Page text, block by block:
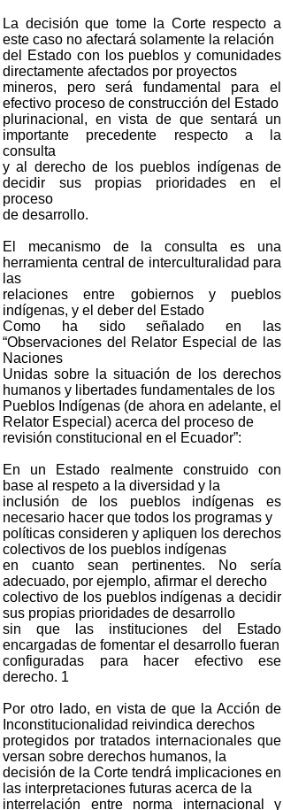
La decisión que tome la Corte respecto a
este caso no afectará solamente la relación
del Estado con los pueblos y comunidades
directamente afectados por proyectos
mineros, pero será fundamental para el
efectivo proceso de construcción del Estado
plurinacional, en vista de que sentará un
importante precedente respecto a la
consulta
y al derecho de los pueblos indígenas de
decidir sus propias prioridades en el
proceso
de desarrollo.
El mecanismo de la consulta es una
herramienta central de interculturalidad para
las
relaciones entre gobiernos y pueblos
indígenas, y el deber del Estado
Como ha sido señalado en las
“Observaciones del Relator Especial de las
Naciones
Unidas sobre la situación de los derechos
humanos y libertades fundamentales de los
Pueblos Indígenas (de ahora en adelante, el
Relator Especial) acerca del proceso de
revisión constitucional en el Ecuador”:
En un Estado realmente construido con
base al respeto a la diversidad y la
inclusión de los pueblos indígenas es
necesario hacer que todos los programas y
políticas consideren y apliquen los derechos
colectivos de los pueblos indígenas
en cuanto sean pertinentes. No sería
adecuado, por ejemplo, afirmar el derecho
colectivo de los pueblos indígenas a decidir
sus propias prioridades de desarrollo
sin que las instituciones del Estado
encargadas de fomentar el desarrollo fueran
configuradas para hacer efectivo ese
derecho. 1
Por otro lado, en vista de que la Acción de
Inconstitucionalidad reivindica derechos
protegidos por tratados internacionales que
versan sobre derechos humanos, la
decisión de la Corte tendrá implicaciones en
las interpretaciones futuras acerca de la
interrelación entre norma internacional y